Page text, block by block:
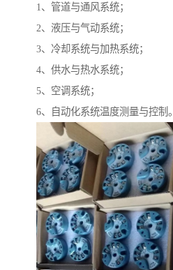
1、管道与通风系统；
2、液压与气动系统；
3、冷却系统与加热系统；
4、供水与热水系统；
5、空调系统；
6、自动化系统温度测量与控制。